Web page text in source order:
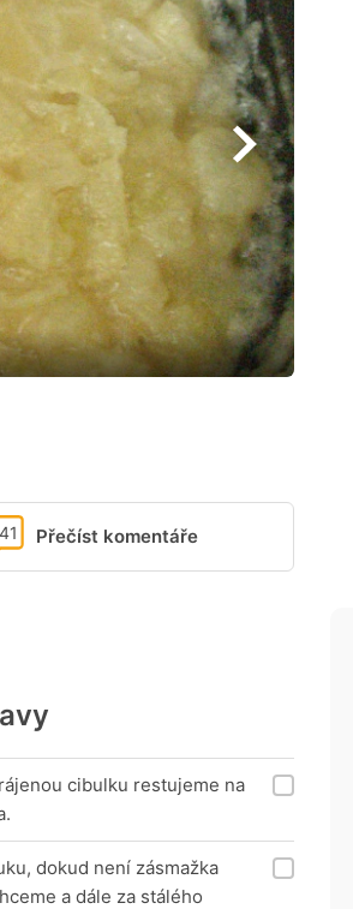
Přečíst komentáře
41
cibulku restujeme na
dokud není zásmažka
a dále za stálého